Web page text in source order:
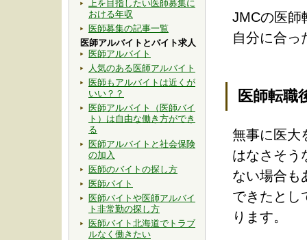
上を目指したい医師募集に
おける年収
医師募集の記事一覧
医師アルバイトとバイト求人
医師アルバイト
人気のある医師アルバイト
医師もアルバイトは近くが
いい？？
医師アルバイト（医師バイ
ト）は自由な働き方ができ
る
医師アルバイトと社会保険
の加入
医師のバイトの探し方
医師バイト
医師バイトや医師アルバイ
ト非常勤の探し方
医師バイト北海道でトラブ
ルなく働きたい
JMCの医師
自分に合っ
医師転職
無事に医大
はなさそう
ない場合も
できたとし
ります。